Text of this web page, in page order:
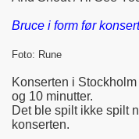
Bruce i form før
Foto: Rune
Konserten i
og 10 minutter.
Det ble spilt ikke spilt
konserten.